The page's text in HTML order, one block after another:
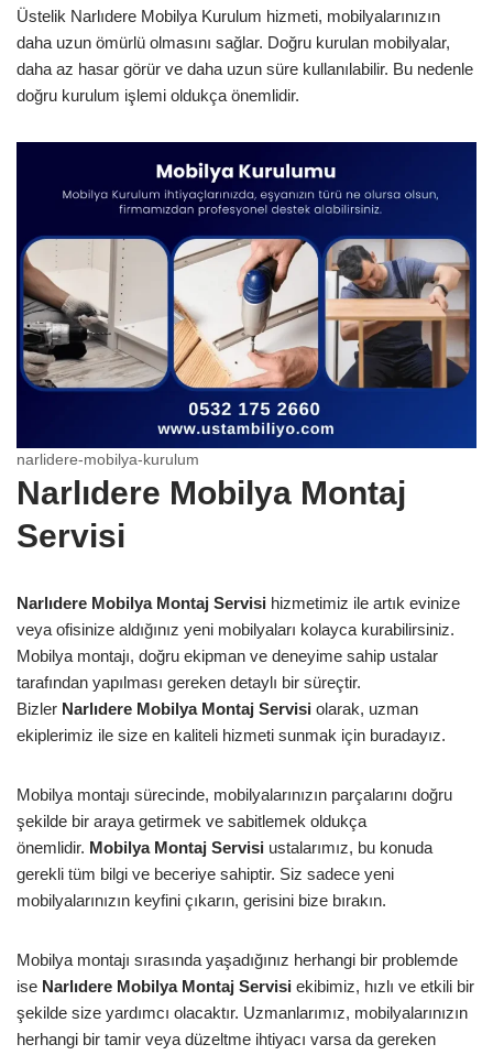
Üstelik Narlıdere Mobilya Kurulum hizmeti, mobilyalarınızın
daha uzun ömürlü olmasını sağlar. Doğru kurulan mobilyalar,
daha az hasar görür ve daha uzun süre kullanılabilir. Bu nedenle
doğru kurulum işlemi oldukça önemlidir.
narlidere-mobilya-kurulum
Narlıdere Mobilya Montaj
Servisi
Narlıdere Mobilya Montaj Servisi hizmetimiz ile artık evinize
veya ofisinize aldığınız yeni mobilyaları kolayca kurabilirsiniz.
Mobilya montajı, doğru ekipman ve deneyime sahip ustalar
tarafından yapılması gereken detaylı bir süreçtir.
Bizler Narlıdere Mobilya Montaj Servisi olarak, uzman
ekiplerimiz ile size en kaliteli hizmeti sunmak için buradayız.
Mobilya montajı sürecinde, mobilyalarınızın parçalarını doğru
şekilde bir araya getirmek ve sabitlemek oldukça
önemlidir. Mobilya Montaj Servisi ustalarımız, bu konuda
gerekli tüm bilgi ve beceriye sahiptir. Siz sadece yeni
mobilyalarınızın keyfini çıkarın, gerisini bize bırakın.
Mobilya montajı sırasında yaşadığınız herhangi bir problemde
ise Narlıdere Mobilya Montaj Servisi ekibimiz, hızlı ve etkili bir
şekilde size yardımcı olacaktır. Uzmanlarımız, mobilyalarınızın
herhangi bir tamir veya düzeltme ihtiyacı varsa da gereken